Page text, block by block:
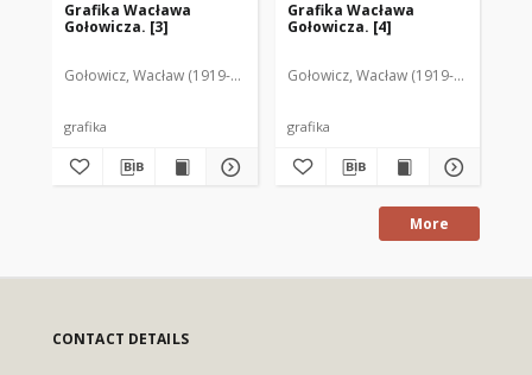
Grafika Wacława
Gołowicza. [3]
Gołowicz, Wacław (1919-1983)
grafika
Grafika Wacława
Gołowicza. [4]
Gołowicz, Wacław (1919-1983)
grafika
More
CONTACT DETAILS